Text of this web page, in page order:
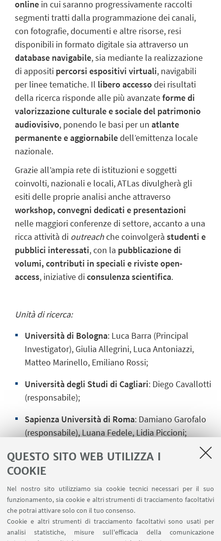
QUESTO SITO WEB UTILIZZA I
COOKIE
Nel nostro sito utilizziamo sia cookie tecnici necessari per il suo
funzionamento, sia cookie e altri strumenti di tracciamento facoltativi
che potrai attivare solo con il tuo consenso.
Cookie e altri strumenti di tracciamento facoltativi sono usati per
analisi statistiche, misure sull'efficacia della comunicazione
online in cui saranno progressivamente raccolti
segmenti tratti dalla programmazione dei canali,
con fotografie, documenti e altre risorse, resi
disponibili in formato digitale sia attraverso un
database navigabile, sia mediante la realizzazione
di appositi percorsi espositivi virtuali, navigabili
per linee tematiche. Il libero accessodei risultati
della ricerca risponde alle più avanzateforme di
valorizzazione culturale e sociale del patrimonio
audiovisivo, ponendo le basi per un atlante
permanente e aggiornabiledell’emittenza locale
nazionale.
Grazie all’ampia rete di istituzioni e soggetti
coinvolti, nazionali e locali, ATLas divulgherà gli
esiti delle proprie analisi anche attraverso
workshop, convegni dedicati e presentazioni
nelle maggiori conferenze di settore, accanto a una
ricca attività di outreachche coinvolgerà studenti e
pubblici interessati, con la pubblicazione di
volumi, contributi in speciali e riviste open-
access, iniziative diconsulenza scientifica.
Unità di ricerca:
Università di Bologna: Luca Barra (Principal
Investigator), Giulia Allegrini, Luca Antoniazzi,
Matteo Marinello, Emiliano Rossi;
Università degli Studi di Cagliari: Diego Cavallotti
(responsabile);
Sapienza Università di Roma: Damiano Garofalo
(responsabile), Luana Fedele, Lidia Piccioni;
Università degli Studi di Torino: Riccardo Fassone
(responsabile), Giovanna Maina.
Emittenti campione